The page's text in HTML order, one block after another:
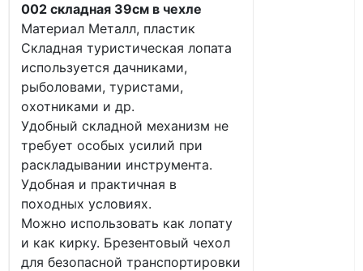
002 складная 39см в чехле
Материал Металл, пластик
Складная туристическая лопата
используется дачниками,
рыболовами, туристами,
охотниками и др.
Удобный складной механизм не
требует особых усилий при
раскладывании инструмента.
Удобная и практичная в
походных условиях.
Можно использовать как лопату
и как кирку. Брезентовый чехол
для безопасной транспортировки